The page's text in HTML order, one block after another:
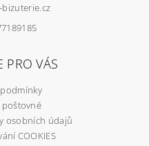
bizuterie.cz
PRO VÁS
poštovné
osobních údajů
COOKIES